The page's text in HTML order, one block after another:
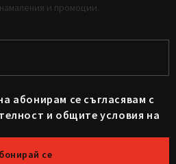
и промоции.
абонирам се съгласявам с
и общите условия на
се